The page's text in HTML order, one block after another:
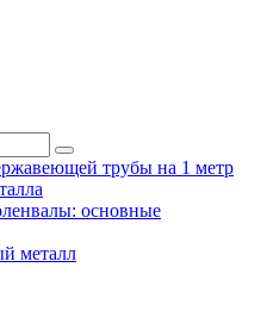
трубы на 1 метр
основные
металл